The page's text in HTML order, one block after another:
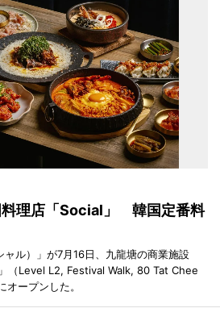
料理店「Social」 韓国定番料
ル）」が7月16日、九龍塘の商業施設
（Level L2, Festival Walk, 80 Tat Chee
ープンした。